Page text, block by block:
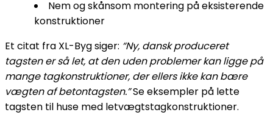
Nem og skånsom montering på eksisterende
konstruktioner
Et citat fra XL-Byg siger: “Ny, dansk produceret
tagsten er så let, at den uden problemer kan ligge på
mange tagkonstruktioner, der ellers ikke kan bære
vægten af betontagsten.”Se eksempler på lette
tagsten til huse med letvægtstagkonstruktioner.